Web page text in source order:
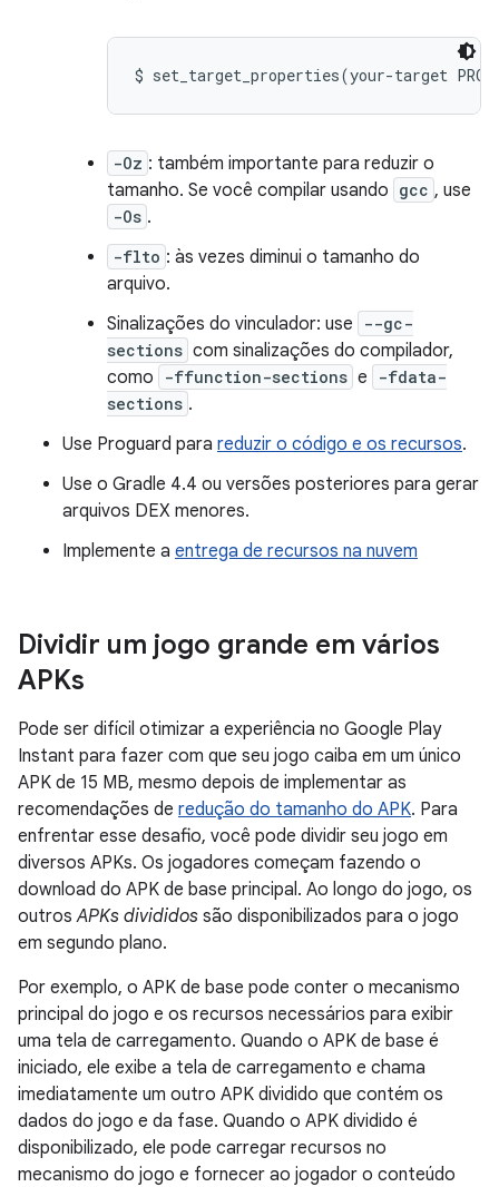
-Oz : também importante para reduzir o
tamanho. Se você compilar usando gcc , use
-Os .
-flto : às vezes diminui o tamanho do
arquivo.
Sinalizações do vinculador: use
--gc-
sections com sinalizações do compilador,
como
-ffunction-sections e
-fdata-
sections .
Use Proguard para reduzir o código e os recursos.
Use o Gradle 4.4 ou versões posteriores para gerar
arquivos DEX menores.
Implemente a entrega de recursos na nuvem
Dividir um jogo grande em vários
APKs
Pode ser difícil otimizar a experiência no Google Play
Instant para fazer com que seu jogo caiba em um único
APK de 15 MB, mesmo depois de implementar as
recomendações de redução do tamanho do APK. Para
enfrentar esse desafio, você pode dividir seu jogo em
diversos APKs. Os jogadores começam fazendo o
download do APK de base principal. Ao longo do jogo, os
outrosAPKs divididos são disponibilizados para o jogo
em segundo plano.
Por exemplo, o APK de base pode conter o mecanismo
principal do jogo e os recursos necessários para exibir
uma tela de carregamento. Quando o APK de base é
iniciado, ele exibe a tela de carregamento e chama
imediatamente um outro APK dividido que contém os
dados do jogo e da fase. Quando o APK dividido é
disponibilizado, ele pode carregar recursos no
mecanismo do jogo e fornecer ao jogador o conteúdo